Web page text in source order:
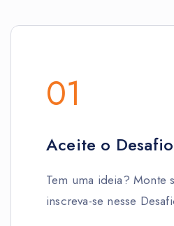
01
Aceite o
Tem uma ideia? Monte
inscreva-se nesse